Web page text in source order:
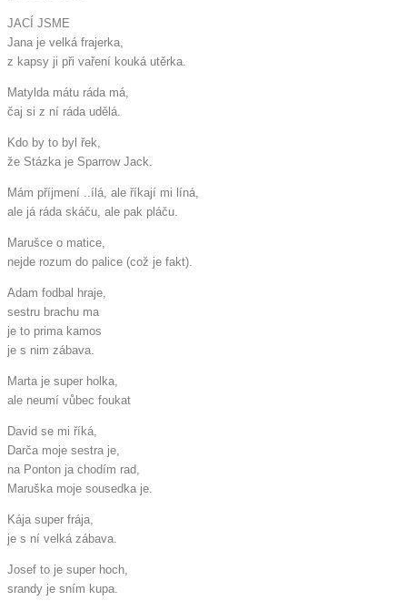
JACÍ JSME
Jana je velká frajerka,
z kapsy ji při vaření kouká utěrka.
Matylda mátu ráda má,
čaj si z ní ráda udělá.
Kdo by to byl řek,
že Stázka je Sparrow Jack.
Mám příjmení ..ílá, ale říkají mi líná,
ale já ráda skáču, ale pak pláču.
Marušce o matice,
nejde rozum do palice (což je fakt).
Adam fodbal hraje,
sestru brachu ma
je to prima kamos
je s nim zábava.
Marta je super holka,
ale neumí vůbec foukat
David se mi říká,
Darča moje sestra je,
na Ponton ja chodím rad,
Maruška moje sousedka je.
Kája super frája,
je s ní velká zábava.
Josef to je super hoch,
srandy je sním kupa.